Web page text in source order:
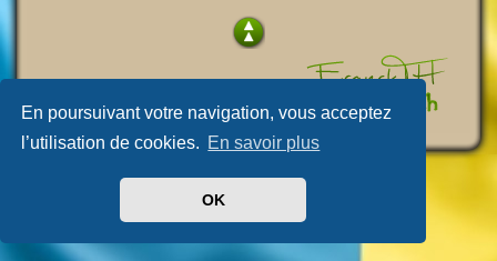
En poursuivant votre navigation, vous acceptez
l’utilisation de cookies. En savoir plus
OK